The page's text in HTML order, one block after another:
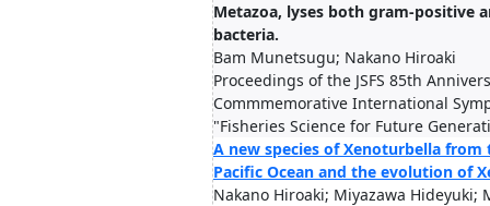
Metazoa, lyses both gram-positive
bacteria.
Bam Munetsugu; Nakano Hiroaki
Proceedings of the JSFS 85th
Commmemorative International
"Fisheries Science for Future
A new species of Xenoturbella from
Pacific Ocean and the evolution of
Nakano Hiroaki; Miyazawa Hideyuki;